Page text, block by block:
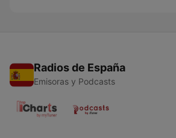
Radios de España
Emisoras y Podcasts